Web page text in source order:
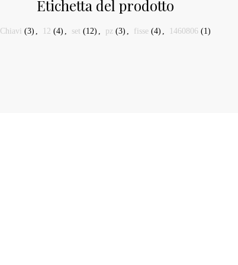
Etichetta del prodotto
Chiavi (3) 12 (4) set (12) pz (3) fisse (4) 1460806 (1)